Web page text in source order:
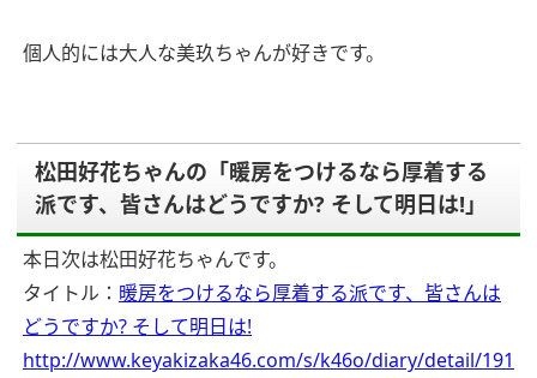
個人的には大人な美玖ちゃんが好きです。
松田好花ちゃんの「暖房をつけるなら厚着する
派です、皆さんはどうですか? そして明日は!」
本日次は松田好花ちゃんです。
タイトル： 暖房をつけるなら厚着する派です、皆さんは
どうですか? そして明日は!
http://www.keyakizaka46.com/s/k46o/diary/detail/191